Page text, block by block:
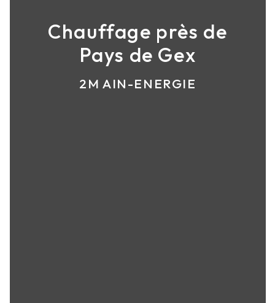
Chauffage près de
Pays de Gex
2M AIN-ENERGIE